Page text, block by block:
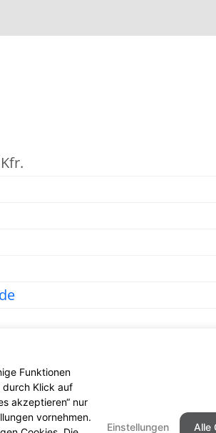
Funktionen
durch Klick auf
akzeptieren“ nur
vornehmen.
Einstellungen Alle